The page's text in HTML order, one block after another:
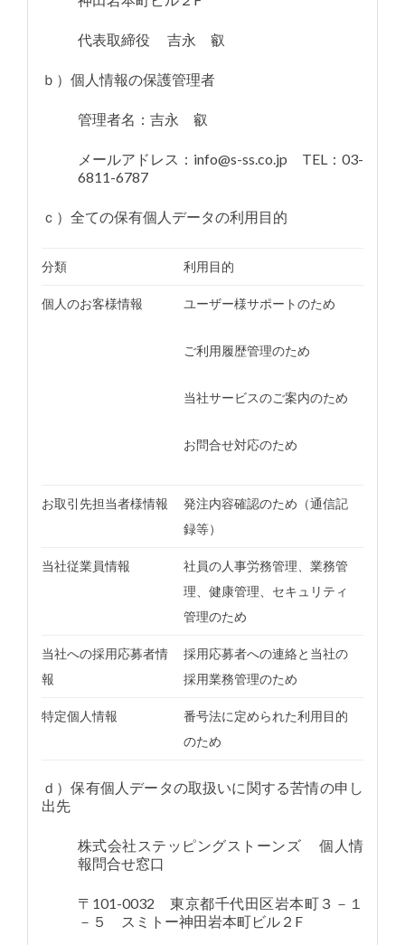
代表取締役 吉永 叡
ｂ）個人情報の保護管理者
管理者名：吉永 叡
メールアドレス：info@s-ss.co.jp TEL：03-
6811-6787
ｃ）全ての保有個人データの利用目的
分類 利用目的
個人のお客様情報 ユーザー様サポートのため
ご利用履歴管理のため
当社サービスのご案内のため
お問合せ対応のため
お取引先担当者様情報
発注内容確認のため（通信記
録等）
当社従業員情報
社員の人事労務管理、業務管
理、健康管理、セキュリティ
管理のため
当社への採用応募者情
報
採用応募者への連絡と当社の
採用業務管理のため
特定個人情報
番号法に定められた利用目的
のため
ｄ）保有個人データの取扱いに関する苦情の申し
出先
株式会社ステッピングストーンズ 個人情
報問合せ窓口
〒101-0032 東京都千代田区岩本町３－１
－５ スミトー神田岩本町ビル２F